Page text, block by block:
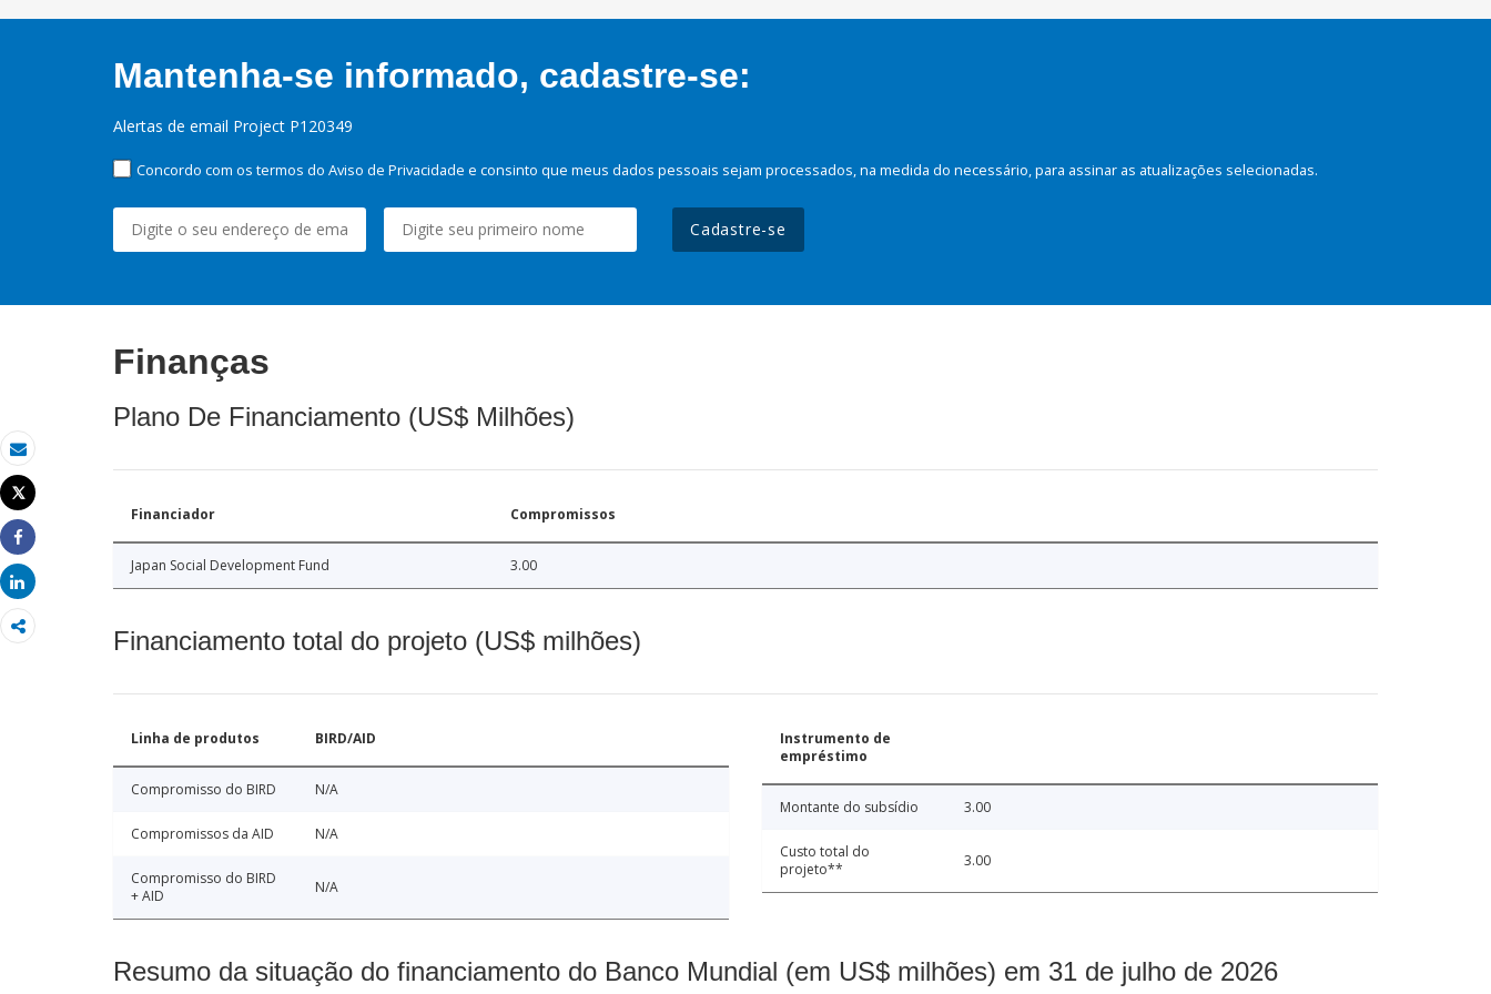
Email
Imprimir
Tweet
Share
Share
Mantenha-se informado, cadastre-se:
Alertas de email Project P120349
Concordo com os termos do Aviso de Privacidade e consinto que meus dados pessoais sejam processados, na medida do necessário, para assinar as atualizações selecionadas.
Cadastre-se
Finanças
Plano De Financiamento (US$ Milhões)
Financiador Compromissos
Japan Social Development Fund 3.00
Financiamento total do projeto (US$ milhões)
Linha de produtos BIRD/AID
Compromisso do BIRD N/A
Compromissos da AID N/A
Compromisso do BIRD
+ AID
N/A
Instrumento de
empréstimo
Montante do subsídio 3.00
Custo total do
projeto**
3.00
Resumo da situação do financiamento do Banco Mundial (em US$ milhões) em 31 de julho de 2026